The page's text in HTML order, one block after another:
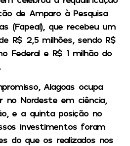
de Amparo à Pesquisa
(Fapeal), que recebeu um
R$ 2,5 milhões, sendo R$
Federal e R$ 1 milhão do
Alagoas ocupa
no Nordeste em ciência,
e a quinta posição no
investimentos foram
do que os realizados nos